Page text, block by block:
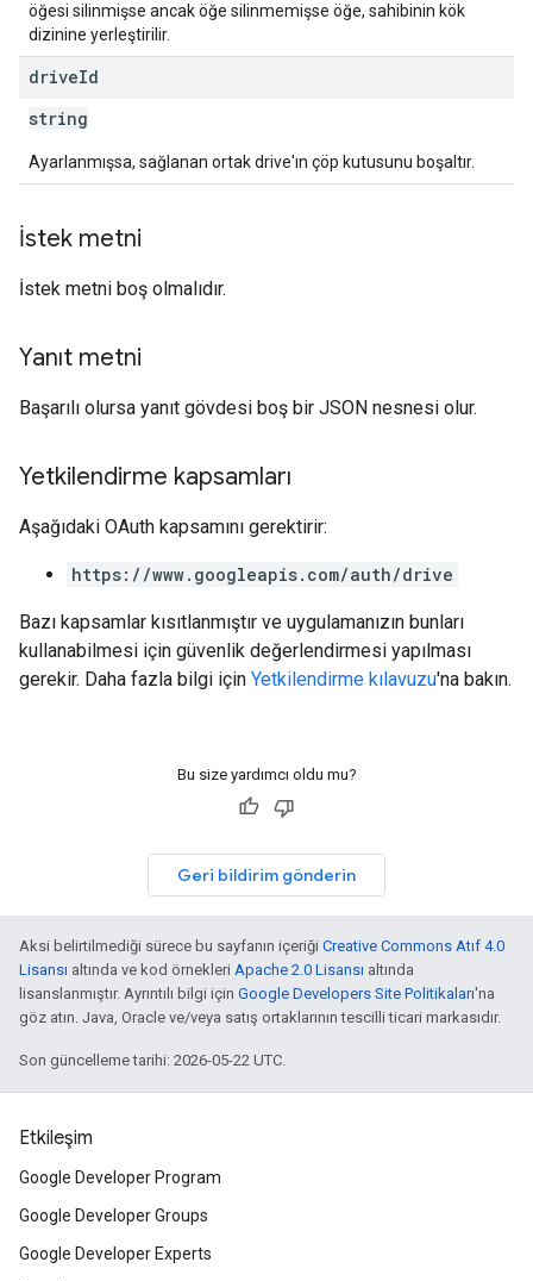
öğesi silinmişse ancak öğe silinmemişse öğe, sahibinin kök
dizinine yerleştirilir.
driveId
string
Ayarlanmışsa, sağlanan ortak drive'ın çöp kutusunu boşaltır.
İstek metni
İstek metni boş olmalıdır.
Yanıt metni
Başarılı olursa yanıt gövdesi boş bir JSON nesnesi olur.
Yetkilendirme kapsamları
Aşağıdaki OAuth kapsamını gerektirir:
https://www.googleapis.com/auth/drive
Bazı kapsamlar kısıtlanmıştır ve uygulamanızın bunları
kullanabilmesi için güvenlik değerlendirmesi yapılması
gerekir. Daha fazla bilgi için Yetkilendirme kılavuzu'na bakın.
Bu size yardımcı oldu mu?
Geri bildirim gönderin
Aksi belirtilmediği sürece bu sayfanın içeriği Creative Commons Atıf 4.0
Lisansı altında ve kod örnekleri Apache 2.0 Lisansı altında
lisanslanmıştır. Ayrıntılı bilgi için Google Developers Site Politikaları'na
göz atın. Java, Oracle ve/veya satış ortaklarının tescilli ticari markasıdır.
Son güncelleme tarihi: 2026-05-22 UTC.
Etkileşim
Google Developer Program
Google Developer Groups
Google Developer Experts